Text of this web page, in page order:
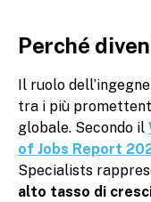
Perché
Il ruolo
tra i più
globale. Secondo il
of Jobs Report
Specialists
alto tasso di